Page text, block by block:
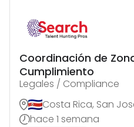
Coordinación de
Cumplimiento
Legales / Compliance
Costa Rica, San
hace 1 semana